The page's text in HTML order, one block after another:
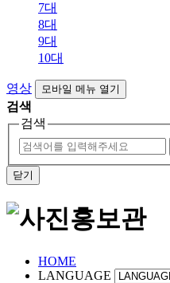
7대
8대
9대
10대
영상 모바일 메뉴 열기
검색
검색
닫기
HOME
LANGUAGE